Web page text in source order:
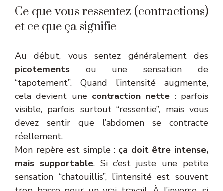
Ce que vous ressentez (contractions)
et ce que ça signifie
Au début, vous sentez généralement des
picotements ou une sensation de
“tapotement”. Quand l’intensité augmente,
cela devient une contraction nette : parfois
visible, parfois surtout “ressentie”, mais vous
devez sentir que l’abdomen se contracte
réellement.
Mon repère est simple : ça doit être intense,
mais supportable. Si c’est juste une petite
sensation “chatouillis”, l’intensité est souvent